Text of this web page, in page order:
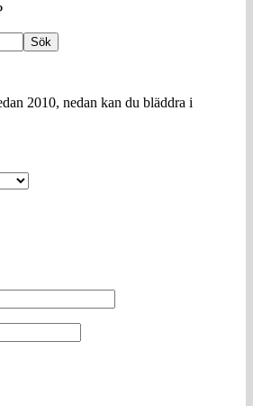
2010, nedan kan du bläddra i